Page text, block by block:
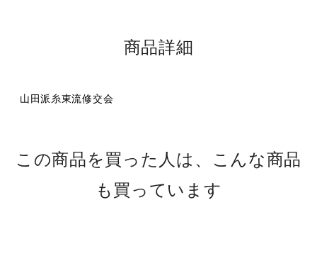
商品詳細
山田派糸東流修交会
この商品を買った人は、こんな商品
も買っています